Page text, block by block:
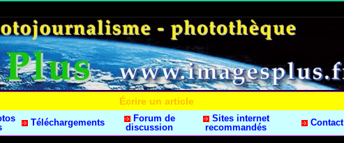
Écrire un article
Téléchargements
Forum de
discussion
Sites internet
recommandés
Contact